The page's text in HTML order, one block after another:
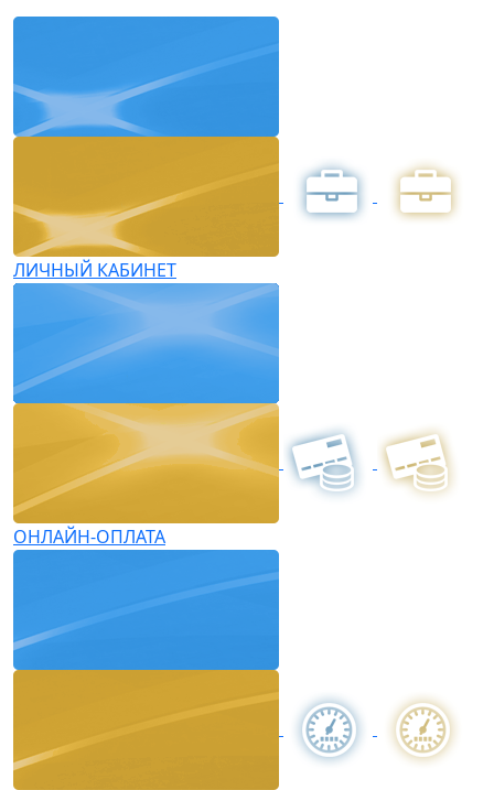
ЛИЧНЫЙ КАБИНЕТ
ОНЛАЙН-ОПЛАТА